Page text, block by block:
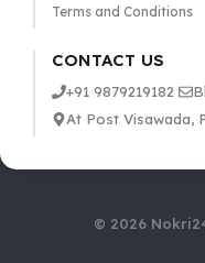
Terms and Conditions
CONTACT US
+91 9879219182
At Post Visawada,
© 2026